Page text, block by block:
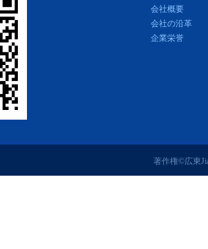
会社概要
会社の沿革
企業栄誉
著作権©広東